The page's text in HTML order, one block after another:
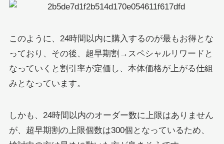
このように、24時間以内に購入するのが最もお得とな
っており、その後、超早期割→スペシャルリワードと
なっていくと割引率が定価し、本体価格が上がる仕組
みとなっています。
しかも、24時間以内のオーダー数に上限はありません
が、超早期割の上限個数は300個となっているため、